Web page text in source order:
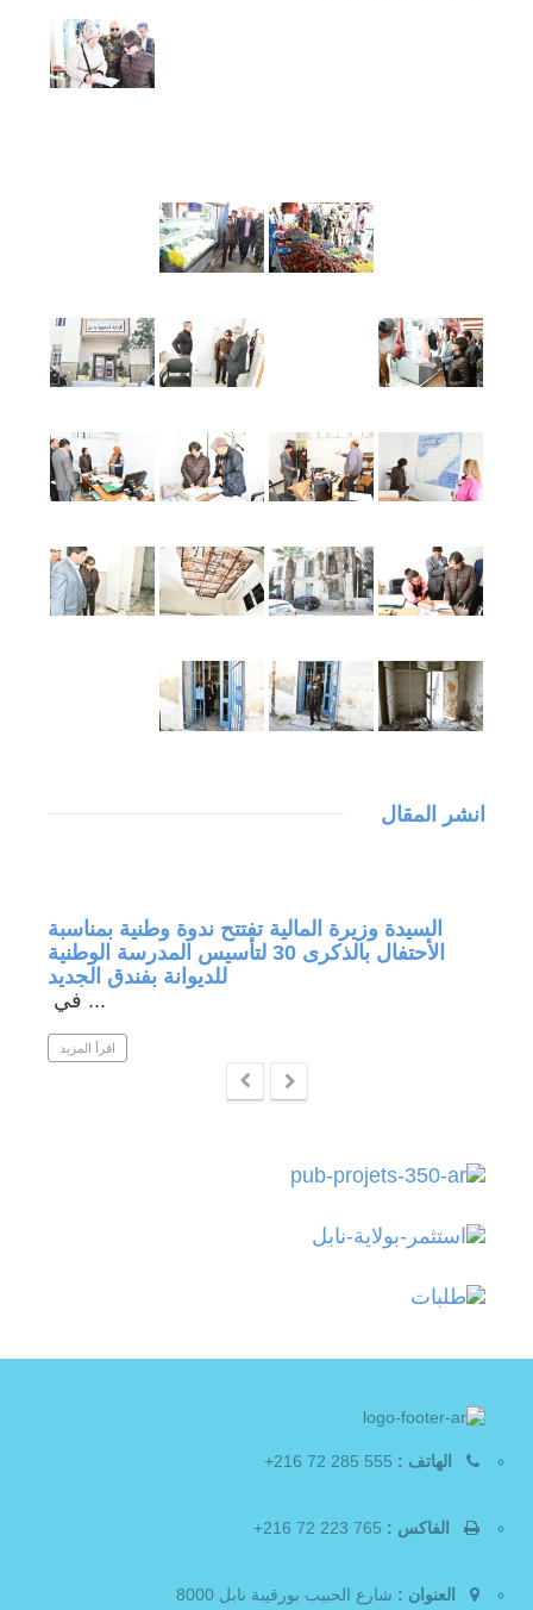
انشر المقال
السيدة وزيرة المالية تفتتح ندوة وطنية بمناسبة
الأحتفال بالذكرى 30 لتأسيس المدرسة الوطنية
للديوانة بفندق الجديد
في ...
اقرأ المزيد
الهاتف :
الفاكس :
العنوان : شارع الحبيب بورقيبة نابل 8000